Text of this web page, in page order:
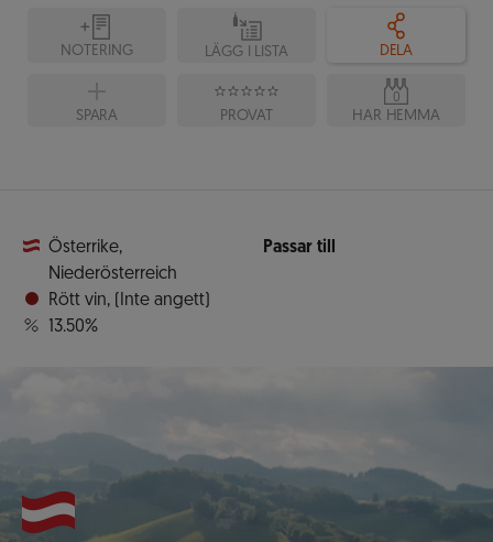
NOTERING LÄGG I LISTA DELA
SPARA PROVAT
0
HAR HEMMA
Österrike,
Niederösterreich
Rött vin,
(Inte angett)
13.50%
Passar till